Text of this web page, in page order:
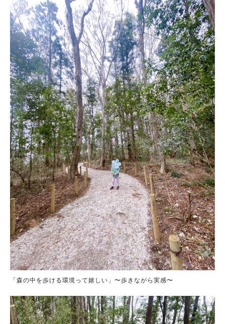
「森の中を歩ける環境って嬉しい」〜歩きながら実感〜